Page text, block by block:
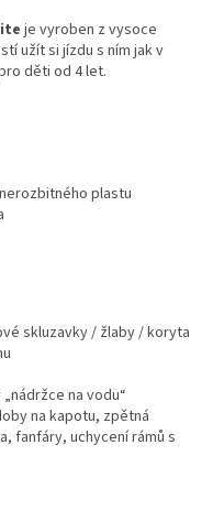
je vyroben z vysoce
užít si jízdu s ním jak v
děti od 4 let.
plastu
skluzavky / žlaby / koryta
na vodu“
na kapotu, zpětná
fanfáry, uchycení rámů s